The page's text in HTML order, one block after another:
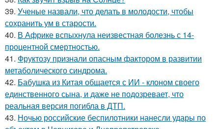
39. Ученые назвали, что делать в молодости, чтобы
сохранить ум в старости.
40. В Африке вспыхнула неизвестная болезнь с 14-
процентной смертностью.
41. Фруктозу признали опасным фактором в развитии
метаболического синдрома.
42. Бабушка из Китая общается с ИИ - клоном своего
единственного сына, и даже не подозревает, что
реальная версия погибла в ДТП.
43. Ночью российские беспилотники нанесли удары по